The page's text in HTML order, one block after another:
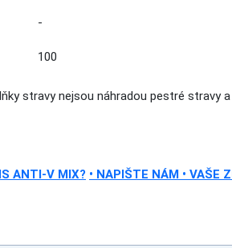
-
100
stravy nejsou náhradou pestré stravy
ANTI-V MIX? • NAPIŠTE NÁM • VAŠE